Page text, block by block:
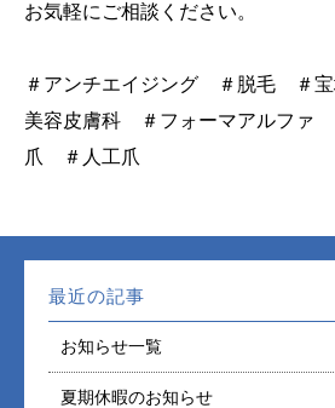
お気軽にご相談ください。
＃アンチエイジング ＃脱毛 ＃
美容皮膚科 ＃フォーマアルファ
爪 ＃人工爪
最近の記事
お知らせ一覧
夏期休暇のお知らせ